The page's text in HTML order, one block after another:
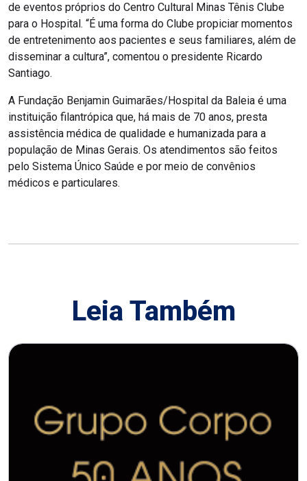
de eventos próprios do Centro Cultural Minas Tênis Clube
para o Hospital. “É uma forma do Clube propiciar momentos
de entretenimento aos pacientes e seus familiares, além de
disseminar a cultura”, comentou o presidente Ricardo
Santiago.
A Fundação Benjamin Guimarães/Hospital da Baleia é uma
instituição filantrópica que, há mais de 70 anos, presta
assistência médica de qualidade e humanizada para a
população de Minas Gerais. Os atendimentos são feitos
pelo Sistema Único Saúde e por meio de convênios
médicos e particulares.
Leia Também